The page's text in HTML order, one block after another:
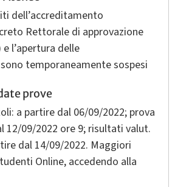
dell’accreditamento
Rettorale di approvazione
l’apertura delle
temporaneamente sospesi
prove
a partire dal 06/09/2022; prova
12/09/2022 ore 9; risultati valut.
dal 14/09/2022. Maggiori
Online, accedendo alla